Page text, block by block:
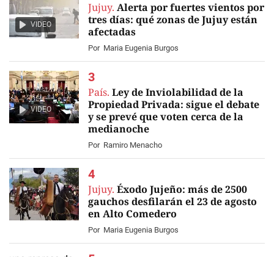
VIDEO
Jujuy. Alerta por fuertes vientos por
tres días: qué zonas de Jujuy están
afectadas
Por Maria Eugenia Burgos
VIDEO
País. Ley de Inviolabilidad de la
Propiedad Privada: sigue el debate
y se prevé que voten cerca de la
medianoche
Por Ramiro Menacho
Jujuy. Éxodo Jujeño: más de 2500
gauchos desfilarán el 23 de agosto
en Alto Comedero
Por Maria Eugenia Burgos